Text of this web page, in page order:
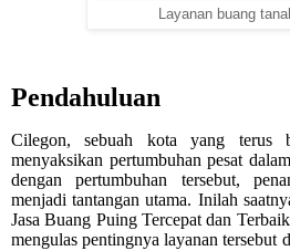
Layanan buang
Pendahuluan
Cilegon, sebuah kota yang terus
menyaksikan pertumbuhan pesat
dengan pertumbuhan tersebut,
menjadi tantangan utama. Inilah
Jasa Buang Puing Tercepat dan
mengulas pentingnya layanan tersebut